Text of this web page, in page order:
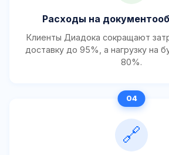
Расходы на
Клиенты Диадока сокращают
доставку до 95%, а нагрузку на
80%.
🔗